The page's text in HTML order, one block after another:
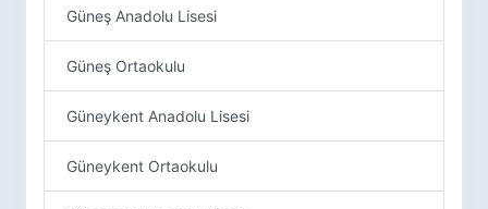
Güneş Anadolu Lisesi
Güneş Ortaokulu
Güneykent Anadolu Lisesi
Güneykent Ortaokulu